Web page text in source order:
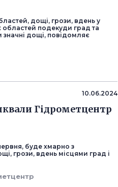
дощі, грози, вдень у
областей подекуди град та
значні дощі, повідомляє
10.06.2024
Гідрометцентр
буде хмарно з
грози, вдень місцями град і